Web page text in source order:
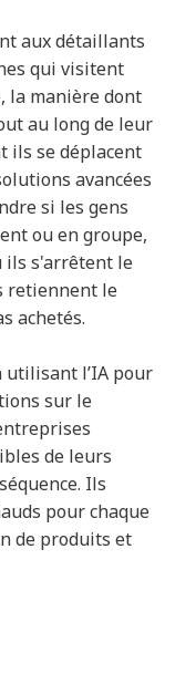
aux détaillants
qui visitent
la manière dont
au long de leur
ils se déplacent
avancées
si les gens
ou en groupe,
ils s'arrêtent le
retiennent le
achetés.
utilisant l’IA pour
sur le
de leurs
Ils
pour chaque
de produits et